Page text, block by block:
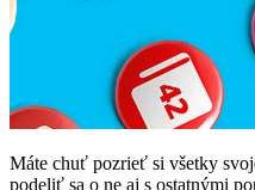
Máte chuť pozrieť si všetky
podeliť sa o ne aj s ostatnými